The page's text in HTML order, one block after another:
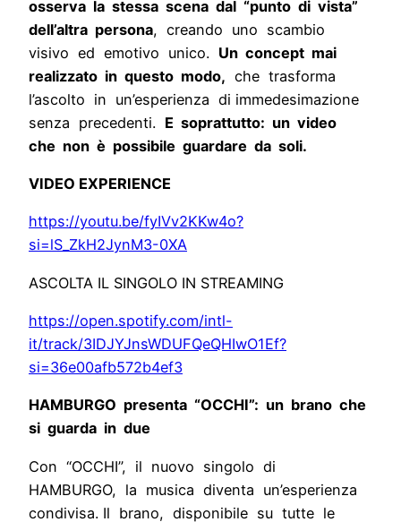
osserva la stessa scena dal “punto di vista”
dell’altra persona, creando uno scambio
visivo ed emotivo unico. Un concept mai
realizzato in questo modo, che trasforma
l’ascolto in un’esperienza di immedesimazione
senza precedenti. E soprattutto: un video
che non è possibile guardare da soli.
VIDEO EXPERIENCE
https://youtu.be/fyIVv2KKw4o?
si=lS_ZkH2JynM3-0XA
ASCOLTA IL SINGOLO IN STREAMING
https://open.spotify.com/intl-
it/track/3IDJYJnsWDUFQeQHIwO1Ef?
si=36e00afb572b4ef3
HAMBURGO presenta “OCCHI”: un brano che
si guarda in due
Con “OCCHI”, il nuovo singolo di
HAMBURGO, la musica diventa un’esperienza
condivisa. Il brano, disponibile su tutte le